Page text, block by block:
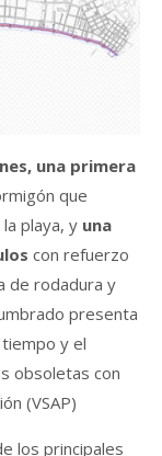
una primera
que
playa, y una
con refuerzo
de rodadura y
presenta
y el
obsoletas con
(VSAP)
los principales